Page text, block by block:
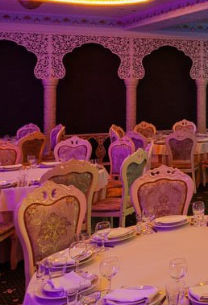
Сбросить все фильтры